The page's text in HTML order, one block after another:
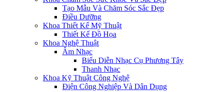
Tạo Mẫu Và Chăm Sóc Sắc Đẹp
Điều Dưỡng
Khoa Thiết Kế Mỹ Thuật
Thiết Kế Đồ Họa
Khoa Nghệ Thuật
Âm Nhạc
Biểu Diễn Nhạc Cụ Phương Tây
Thanh Nhạc
Khoa Kỹ Thuật Công Nghệ
Điện Công Nghiệp Và Dân Dụng